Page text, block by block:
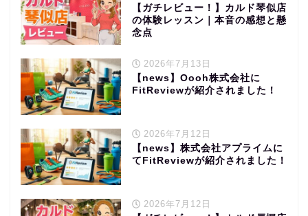
【ガチレビュー！】カルド琴似店
の体験レッスン｜本音の感想と懸
念点
2026年7月13日
【news】Oooh株式会社に
FitReviewが紹介されました！
2026年7月12日
【news】株式会社アプライムに
てFitReviewが紹介されました！
2026年7月12日